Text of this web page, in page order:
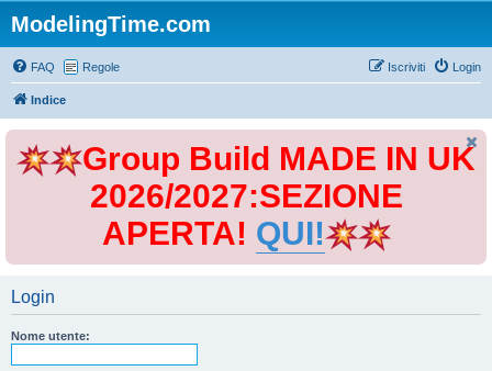
ModelingTime.com
FAQ Regole Login
Iscriviti
Indice
Group Build MADE IN UK
2026/2027:SEZIONE
APERTA! QUI!
Login
Nome utente: